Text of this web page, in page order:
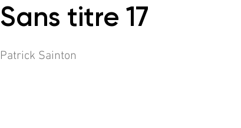
Sans titre 17
Patrick Sainton